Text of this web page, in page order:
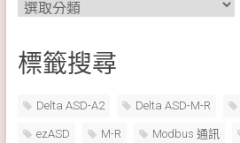
類
標籤搜尋
Delta ASD-A2 Delta ASD-M-R
ezASD M-R Modbus 通訊